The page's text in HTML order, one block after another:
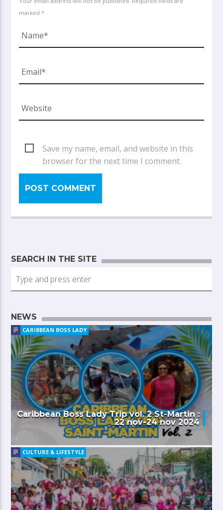
marked *
Save my name, email, and website in this
browser for the next time I comment.
SEARCH IN THE SITE
NEWS
CARIBBEAN BOSS LADY
Caribbean Boss Lady Trip vol. 2 St-Martin :
22 nov-24 nov 2024
CULTURE & LIFESTYLE